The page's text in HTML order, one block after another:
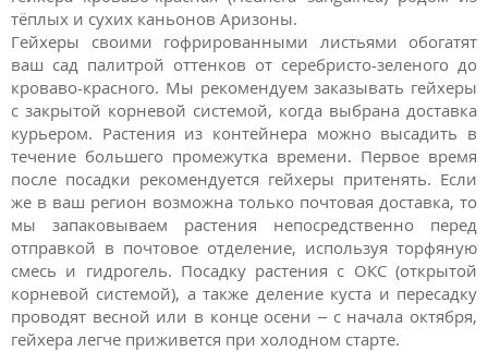
тёплых и сухих каньонов Аризоны.
Гейхеры своими гофрированными листьями обогатят
ваш сад палитрой оттенков от серебристо-зеленого до
кроваво-красного. Мы рекомендуем заказывать гейхеры
с закрытой корневой системой, когда выбрана доставка
курьером. Растения из контейнера можно высадить в
течение большего промежутка времени. Первое время
после посадки рекомендуется гейхеры притенять. Если
же в ваш регион возможна только почтовая доставка, то
мы запаковываем растения непосредственно перед
отправкой в почтовое отделение, используя торфяную
смесь и гидрогель. Посадку растения с ОКС (открытой
корневой системой), а также деление куста и пересадку
проводят весной или в конце осени – с начала октября,
гейхера легче приживется при холодном старте.